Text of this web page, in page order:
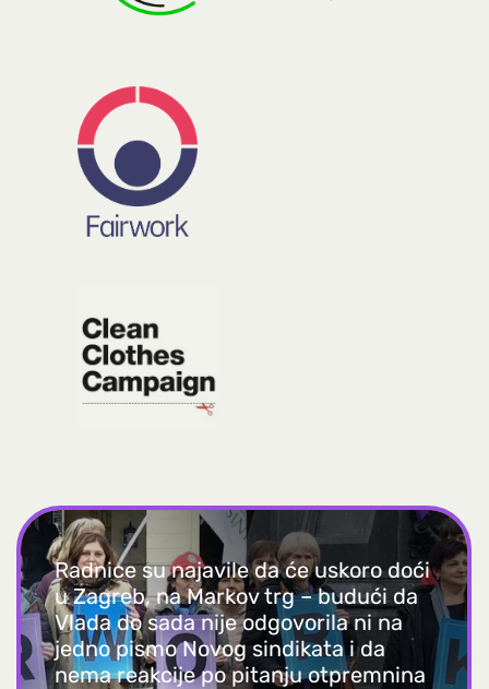
Radnice su najavile da će uskoro doći
u Zagreb, na Markov trg – budući da
Vlada do sada nije odgovorila ni na
jedno pismo Novog sindikata i da
nema reakcije po pitanju otpremnina